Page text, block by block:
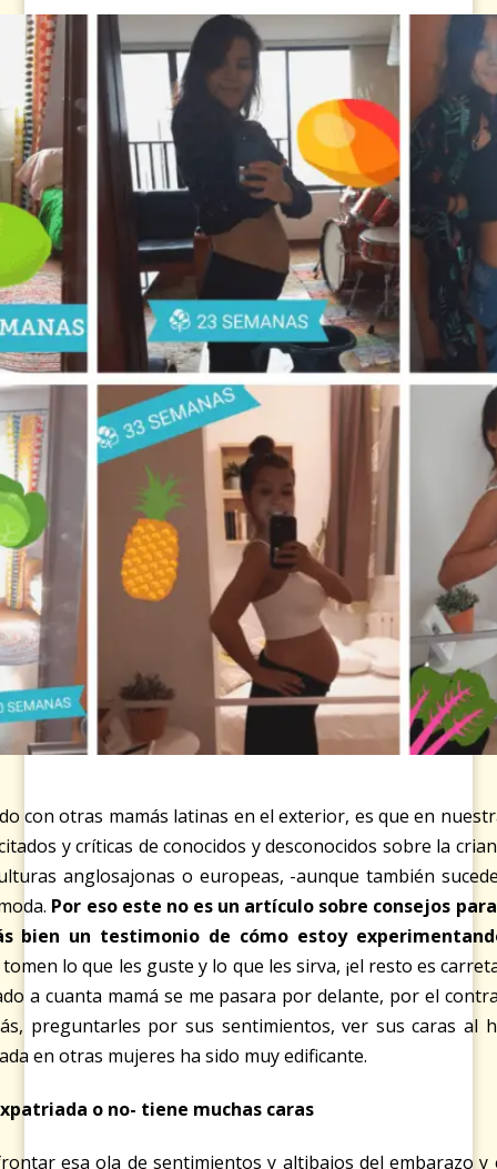
con otras mamás latinas en el exterior, es que en
y críticas de conocidos y desconocidos sobre la
anglosajonas o europeas, -aunque también
Por eso este no es un artículo sobre consejos
bien un testimonio de cómo estoy
lo que les guste y lo que les sirva, ¡el resto es
a cuanta mamá se me pasara por delante, por el
preguntarles por sus sentimientos, ver sus caras al
en otras mujeres ha sido muy edificante.
o no- tiene muchas caras
esa ola de sentimientos y altibajos del embarazo